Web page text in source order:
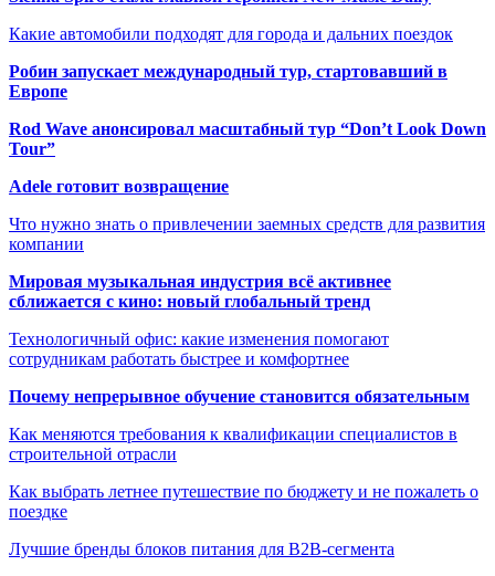
Какие автомобили подходят для города и дальних поездок
Робин запускает международный тур, стартовавший в
Европе
Rod Wave анонсировал масштабный тур “Don’t Look Down
Tour”
Adele готовит возвращение
Что нужно знать о привлечении заемных средств для развития
компании
Мировая музыкальная индустрия всё активнее
сближается с кино: новый глобальный тренд
Технологичный офис: какие изменения помогают
сотрудникам работать быстрее и комфортнее
Почему непрерывное обучение становится обязательным
Как меняются требования к квалификации специалистов в
строительной отрасли
Как выбрать летнее путешествие по бюджету и не пожалеть о
поездке
Лучшие бренды блоков питания для B2B-сегмента